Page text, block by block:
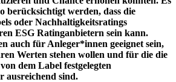
berücksichtigt werden, dass die
oder Nachhaltigkeitsratings
ESG Ratinganbietern sein kann.
auch für Anleger*innen geeignet sein,
Werten stehen wollen und für die die
dem Label festgelegten
ausreichend sind.